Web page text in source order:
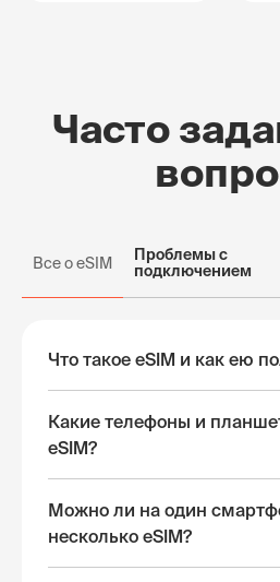
Часто
Все о eSIM
Проблемы с
подключением
Что такое eSIM и как ею
Какие телефоны и
eSIM?
Можно ли на один
несколько eSIM?